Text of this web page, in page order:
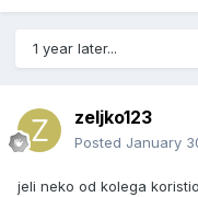
1 year later...
zeljko123
Posted January
jeli neko od kolega